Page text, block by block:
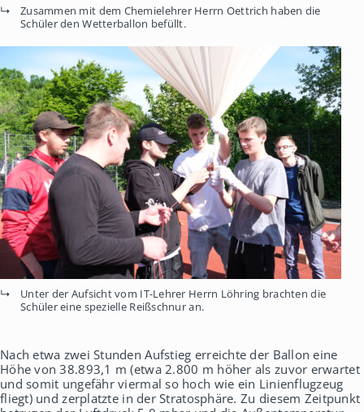
Zusammen mit dem Chemielehrer Herrn Oettrich haben die
Schüler den Wetterballon befüllt.
Unter der Aufsicht vom IT-Lehrer Herrn Löhring brachten die
Schüler eine spezielle Reißschnur an.
Nach etwa zwei Stunden Aufstieg erreichte der Ballon eine
Höhe von 38.893,1 m (etwa 2.800 m höher als zuvor erwartet
und somit ungefähr viermal so hoch wie ein Linienflugzeug
fliegt) und zerplatzte in der Stratosphäre. Zu diesem Zeitpunkt